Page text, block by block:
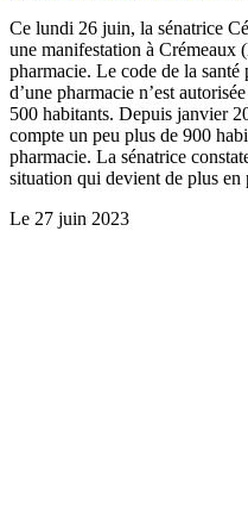
Ce lundi 26 juin, la sénatrice
une manifestation à Crémeaux
pharmacie. Le code de la
d’une pharmacie n’est
500 habitants. Depuis janvier
compte un peu plus de 900
pharmacie. La sénatrice
situation qui devient de plus en
Le 27 juin 2023